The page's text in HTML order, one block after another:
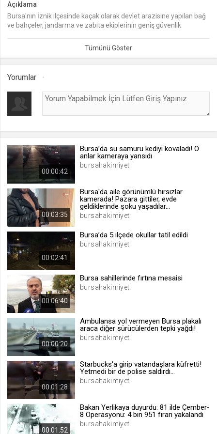
lang
.web.tv
Seçilen dil tercihini tutmak
.web.tv
[hash]
.web.tv
channelCategories
Site içeriği önerme
voteLike*
1 ay
.web.tv
İsimsiz ziyaretçi için site içeriği
Açıklama
Bursa'nın İznik ilçesinde kaçak olarak devlet arazisine yapılan bağ
ve bahçeler, jandarma ve zabıta ekiplerinin geniş güvenlik
Yorumlar
00:00:42
Bursa’da su samuru kediyi kovaladı! O
anlar kameraya yansıdı
bursahakimiyet
00:03:35
Bursa'da aile görünümlü hırsızlar
kamerada! Pazara gittiler, evde
geldiklerinde şoku yaşadılar...
bursahakimiyet
00:02:41
Bursa’da 5 ilçede okullar tatil edildi
bursahakimiyet
00:06:40
Bursa sahillerinde fırtına mesaisi
bursahakimiyet
00:00:20
Ambulansa yol vermeyen Bursa plakalı
araca diğer sürücülerden tepki yağdı!
bursahakimiyet
00:01:28
Starbucks'a girip vatandaşlara küfretti!
Yetmedi bir de polise saldırdı...
bursahakimiyet
00:01:52
Bakan Yerlikaya duyurdu: 81 ilde Çember-
8 Operasyonu: 4 bin 951 firari yakalandı
bursahakimiyet